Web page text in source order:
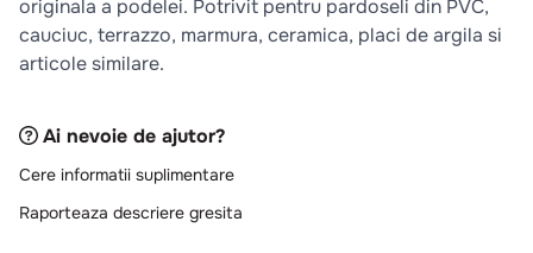
10.pizza
originala a podelei. Potrivit pentru pardoseli din PVC,
cauciuc, terrazzo, marmura, ceramica, placi de argila si
articole similare.
Ai nevoie de ajutor?
Cere informatii suplimentare
Raporteaza descriere gresita